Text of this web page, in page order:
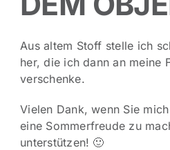
Aus altem Stoff stelle ich
her, die ich dann an meine
verschenke.
Vielen Dank, wenn Sie
eine Sommerfreude zu
unterstützen! 🙂